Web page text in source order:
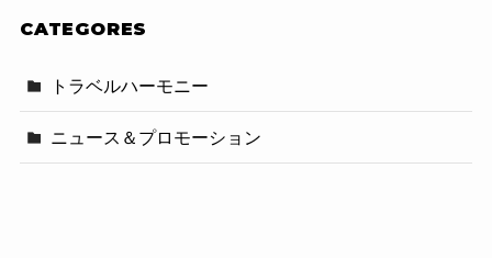
CATEGORES
トラベルハーモニー
ニュース＆プロモーション